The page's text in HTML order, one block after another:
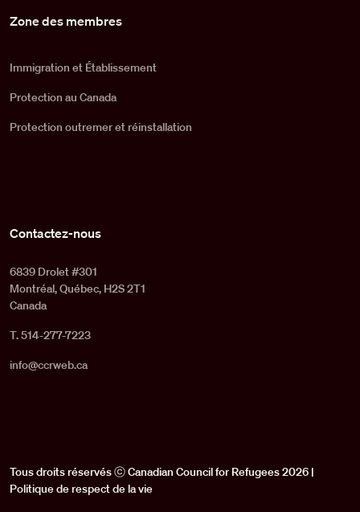
Zone des membres
Immigration et Établissement
Protection au Canada
Protection outremer et réinstallation
Contactez-nous
6839 Drolet #301
Montréal, Québec, H2S 2T1
Canada
T. 514-277-7223
info@ccrweb.ca
Tous droits réservés ⓒ Canadian Council for Refugees 2026 |
Politique de respect de la vie